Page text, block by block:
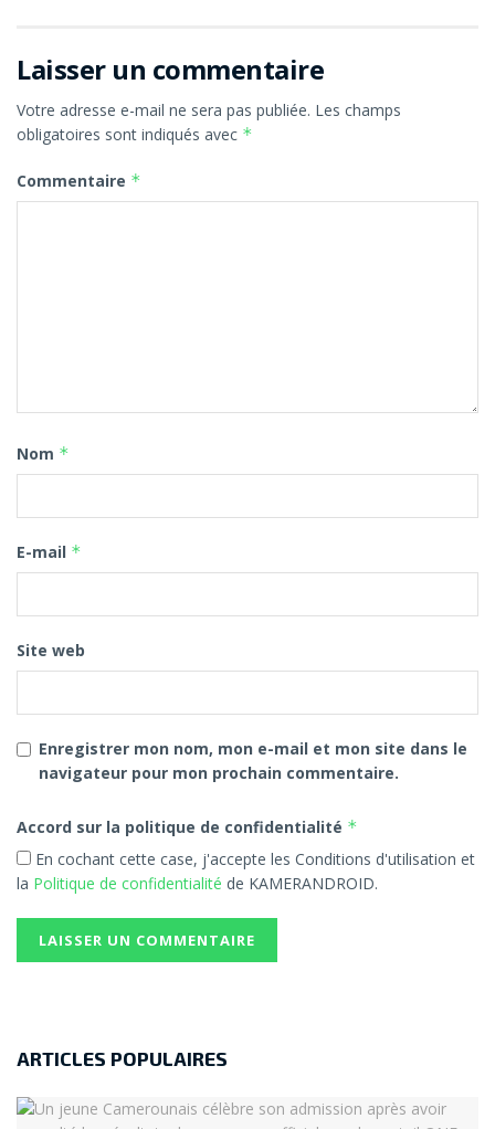
Laisser un commentaire
Votre adresse e-mail ne sera pas publiée. Les champs
obligatoires sont indiqués avec *
Commentaire *
Nom *
E-mail *
Site web
Enregistrer mon nom, mon e-mail et mon site dans le
navigateur pour mon prochain commentaire.
Accord sur la politique de confidentialité *
En cochant cette case, j'accepte les Conditions d'utilisation et
la Politique de confidentialité de KAMERANDROID.
ARTICLES POPULAIRES